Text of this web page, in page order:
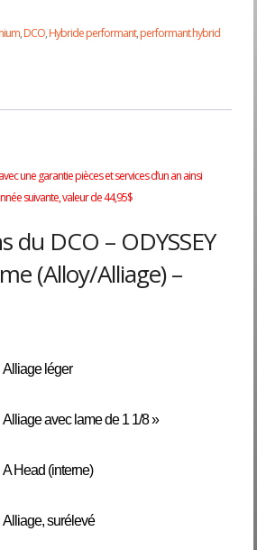
,DCO,Hybride performant,performant hybrid
une garantie pièces et services d’un an ainsi
suivante, valeur de 44,95$
du DCO – ODYSSEY
(Alloy/Alliage) –
Alliage léger
Alliage avec lame de 1 1/8 »
A Head (interne)
Alliage, surélevé